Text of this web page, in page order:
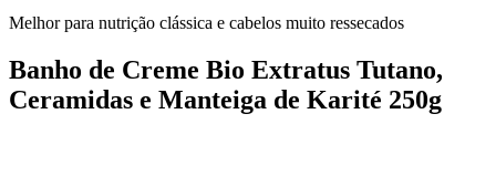
Melhor para nutrição clássica e cabelos muito ressecados
Banho de Creme Bio Extratus Tutano,
Ceramidas e Manteiga de Karité 250g